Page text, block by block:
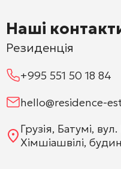
Наші
Резиденція
+995 551 50 18 84
hello@residence-
Грузія, Батумі,
Хімшіашвілі,